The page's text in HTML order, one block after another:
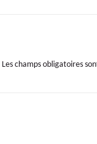
Les champs obligatoires